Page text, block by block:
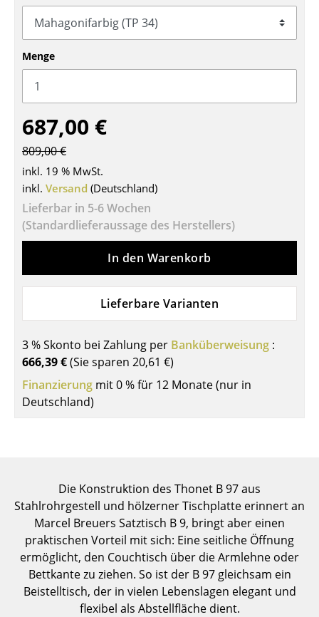
... alle Sitzmöbel
Tische
Esstische
Beistelltische
Couchtische
Schreibtische
Sekretäre & PC-Tische
Konferenztische
Stehtische & Stehpulte
Einzelteile
... alle Tische
Wandregale
Sideboards & Kommoden
TV Möbel
Beistell- & Rollcontainer
Menge
687,00 €
809,00 €
inkl. 19 % MwSt.
inkl. Versand (Deutschland)
Lieferbar in 5-6 Wochen
(Standardlieferaussage des Herstellers)
In den Warenkorb
Lieferbare Varianten
3 % Skonto bei Zahlung per Banküberweisung :
666,39 €(Sie sparen 20,61 €)
Finanzierung mit 0 % für 12 Monate (nur in
Deutschland)
Die Konstruktion des Thonet B 97 aus
Stahlrohrgestell und hölzerner Tischplatte erinnert an
Marcel Breuers Satztisch B 9, bringt aber einen
praktischen Vorteil mit sich: Eine seitliche Öffnung
ermöglicht, den Couchtisch über die Armlehne oder
Bettkante zu ziehen. So ist der B 97 gleichsam ein
Beistelltisch, der in vielen Lebenslagen elegant und
flexibel als Abstellfläche dient.